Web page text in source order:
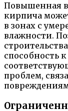
Повышенная
кирпича
в зонах с
влажности.
способность
проблем,